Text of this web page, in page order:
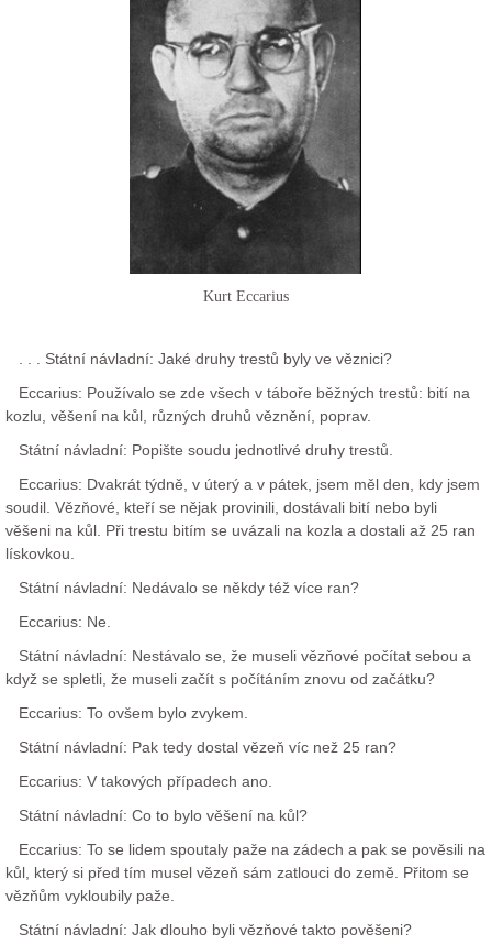
Kurt Eccarius
. . . Státní návladní: Jaké druhy trestů byly ve věznici?
Eccarius: Používalo se zde všech v táboře běžných trestů: bití na
kozlu, věšení na kůl, různých druhů věznění, poprav.
Státní návladní: Popište soudu jednotlivé druhy trestů.
Eccarius: Dvakrát týdně, v úterý a v pátek, jsem měl den, kdy jsem
soudil. Vězňové, kteří se nějak provinili, dostávali bití nebo byli
věšeni na kůl. Při trestu bitím se uvázali na kozla a dostali až 25 ran
lískovkou.
Státní návladní: Nedávalo se někdy též více ran?
Eccarius: Ne.
Státní návladní: Nestávalo se, že museli vězňové počítat sebou a
když se spletli, že museli začít s počítáním znovu od začátku?
Eccarius: To ovšem bylo zvykem.
Státní návladní: Pak tedy dostal vězeň víc než 25 ran?
Eccarius: V takových případech ano.
Státní návladní: Co to bylo věšení na kůl?
Eccarius: To se lidem spoutaly paže na zádech a pak se pověsili na
kůl, který si před tím musel vězeň sám zatlouci do země. Přitom se
vězňům vykloubily paže.
Státní návladní: Jak dlouho byli vězňové takto pověšeni?